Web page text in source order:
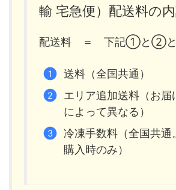
輸 宅急便）配送料の
配送料 ＝ 下記①と②
送料（全国共通）
エリア追加送料（お届
によって異なる）
冷凍手数料（全国共通
購入時のみ）